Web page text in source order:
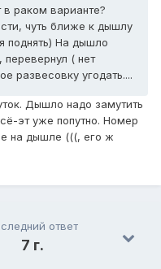
в раком варианте?
чуть ближе к дышлу
поднять) На дышло
перевернул ( нет
развесовку угодать....
Дышло надо замутить
эт уже попутно. Номер
на дышле (((, его ж
ответ
7 г.